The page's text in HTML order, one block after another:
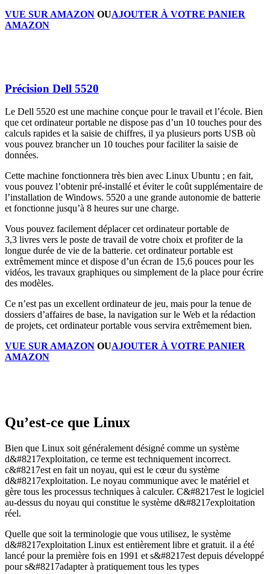
VUE SUR AMAZON OUAJOUTER À VOTRE PANIER
AMAZON
Précision Dell 5520
Le Dell 5520 est une machine conçue pour le travail et l’école. Bien
que cet ordinateur portable ne dispose pas d’un 10 touches pour des
calculs rapides et la saisie de chiffres, il ya plusieurs ports USB où
vous pouvez brancher un 10 touches pour faciliter la saisie de
données.
Cette machine fonctionnera très bien avec Linux Ubuntu ; en fait,
vous pouvez l’obtenir pré-installé et éviter le coût supplémentaire de
l’installation de Windows. 5520 a une grande autonomie de batterie
et fonctionne jusqu’à 8 heures sur une charge.
Vous pouvez facilement déplacer cet ordinateur portable de
3,3 livres vers le poste de travail de votre choix et profiter de la
longue durée de vie de la batterie. cet ordinateur portable est
extrêmement mince et dispose d’un écran de 15,6 pouces pour les
vidéos, les travaux graphiques ou simplement de la place pour écrire
des modèles.
Ce n’est pas un excellent ordinateur de jeu, mais pour la tenue de
dossiers d’affaires de base, la navigation sur le Web et la rédaction
de projets, cet ordinateur portable vous servira extrêmement bien.
VUE SUR AMAZON OUAJOUTER À VOTRE PANIER
AMAZON
Qu’est-ce que Linux
Bien que Linux soit généralement désigné comme un système
d&#8217exploitation, ce terme est techniquement incorrect.
c&#8217est en fait un noyau, qui est le cœur du système
d&#8217exploitation. Le noyau communique avec le matériel et
gère tous les processus techniques à calculer. C&#8217est le logiciel
au-dessus du noyau qui constitue le système d&#8217exploitation
réel.
Quelle que soit la terminologie que vous utilisez, le système
d&#8217exploitation Linux est entièrement libre et gratuit. il a été
lancé pour la première fois en 1991 et s&#8217est depuis développé
pour s&#8217adapter à pratiquement tous les types